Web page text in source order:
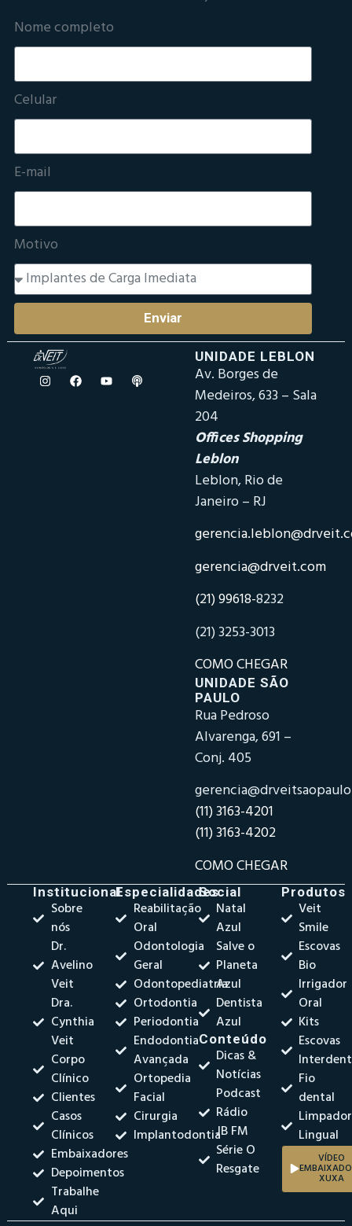
Nome completo
Celular
E-mail
Motivo
Enviar
UNIDADE LEBLON
Av. Borges de
Medeiros, 633 – Sala
204
Offices Shopping
Leblon
Leblon, Rio de
Janeiro – RJ
gerencia@drveit.com
(21) 99618-8232
(21) 3253-3013
COMO CHEGAR
UNIDADE SÃO
PAULO
Rua Pedroso
Alvarenga, 691 –
Conj. 405
(11) 3163-4201
(11) 3163-4202
COMO CHEGAR
Institucional
Sobre
nós
Dr.
Avelino
Veit
Dra.
Cynthia
Veit
Corpo
Clínico
Clientes
Casos
Clínicos
Embaixadores
Depoimentos
Trabalhe
Aqui
Especialidades
Reabilitação
Oral
Odontologia
Geral
Odontopediatria
Ortodontia
Periodontia
Endodontia
Avançada
Ortopedia
Facial
Cirurgia
Implantodontia
Social
Natal
Azul
Salve o
Planeta
Azul
Dentista
Azul
Conteúdo
Dicas &
Notícias
Podcast
Rádio
JB FM
Série O
Resgate
Produtos
Veit
Smile
Escovas
Bio
Irrigador
Oral
Kits
Escovas
Fio
dental
Limpador
Lingual
VÍDEO
XUXA